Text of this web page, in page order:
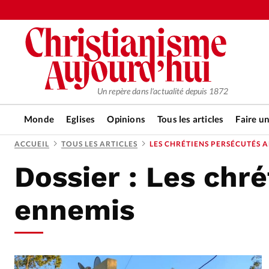
Un repère dans l'actualité depuis 1872
Monde Eglises Opinions Tous les articles Faire
RUBRIQUES
Tous les articles
Actualité internationale
ACCUEIL TOUS LES ARTICLES LES CHRÉTIENS PERSÉCUTÉS
Dossier : Les
ennemis